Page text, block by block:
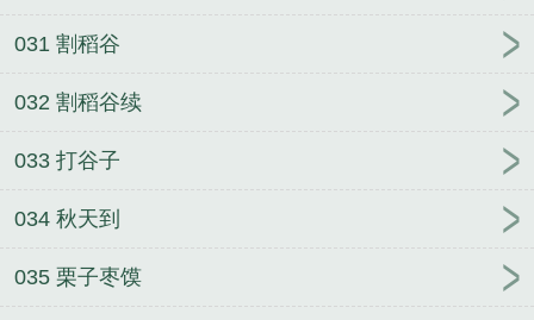
031 割稻谷
032 割稻谷续
033 打谷子
034 秋天到
035 栗子枣馍